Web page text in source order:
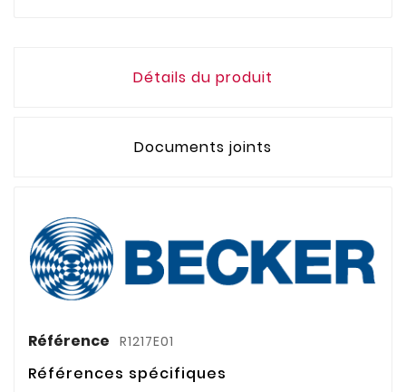
Détails du produit
Documents joints
Référence R1217E01
Références spécifiques